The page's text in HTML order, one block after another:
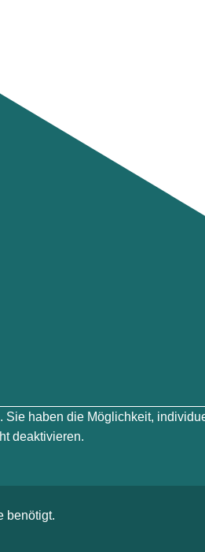
haben die Möglichkeit,
deaktivieren.
benötigt.